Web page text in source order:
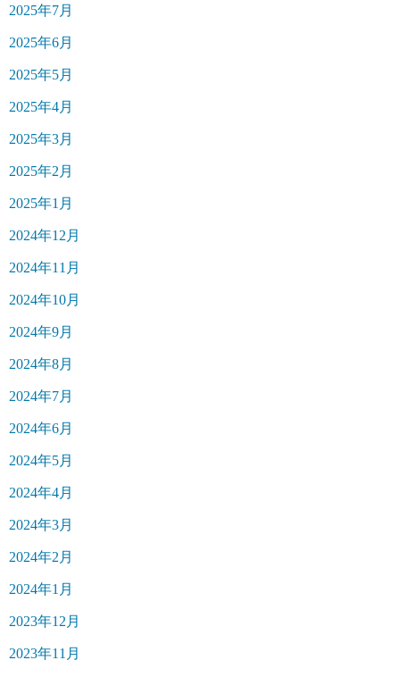
2025年7月
2025年6月
2025年5月
2025年4月
2025年3月
2025年2月
2025年1月
2024年12月
2024年11月
2024年10月
2024年9月
2024年8月
2024年7月
2024年6月
2024年5月
2024年4月
2024年3月
2024年2月
2024年1月
2023年12月
2023年11月